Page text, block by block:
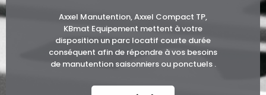
Axxel Manutention, Axxel Compact TP,
KBmat Equipement mettent à votre
disposition un parc locatif courte durée
conséquent afin de répondre à vos besoins
de manutention saisonniers ou ponctuels .